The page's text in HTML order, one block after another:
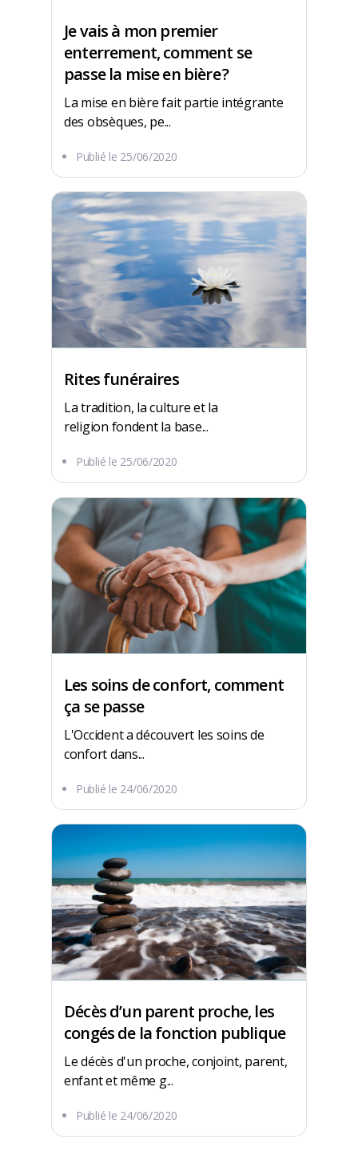
Je vais à mon premier
enterrement, comment se
passe la mise en bière ?
La mise en bière fait partie intégrante
des obsèques, pe...
Publié le 25/06/2020
Rites funéraires
La tradition, la culture et la
religion fondent la base...
Publié le 25/06/2020
Les soins de confort, comment
ça se passe
L'Occident a découvert les soins de
confort dans...
Publié le 24/06/2020
Décès d’un parent proche, les
congés de la fonction publique
Le décès d'un proche, conjoint, parent,
enfant et même g...
Publié le 24/06/2020